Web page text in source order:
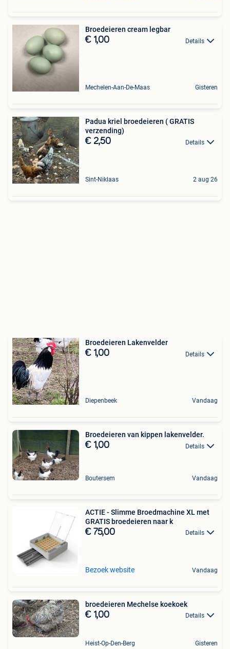
Broedeieren cream legbar
€ 1,00 Details
Mechelen-Aan-De-Maas Gisteren
Padua kriel broedeieren ( GRATIS
verzending)
€ 2,50 Details
Sint-Niklaas 2 aug 26
Broedeieren Lakenvelder
€ 1,00 Details
Diepenbeek Vandaag
Broedeieren van kippen lakenvelder.
€ 1,00 Details
Boutersem Vandaag
ACTIE - Slimme Broedmachine XL met
GRATIS broedeieren naar k
€ 75,00 Details
Bezoek website Vandaag
broedeieren Mechelse koekoek
€ 1,00 Details
Heist-Op-Den-Berg Gisteren